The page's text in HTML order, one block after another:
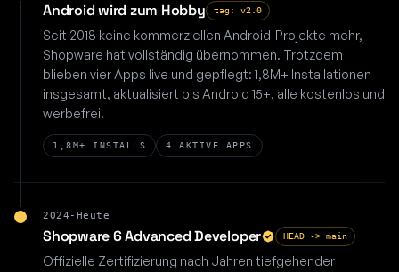
Android wird zum Hobby tag: v2.0
Seit 2018 keine kommerziellen Android-Projekte mehr,
Shopware hat vollständig übernommen. Trotzdem
blieben vier Apps live und gepflegt: 1,8M+ Installationen
insgesamt, aktualisiert bis Android 15+, alle kostenlos und
werbefrei.
1,8M+ INSTALLS 4 AKTIVE APPS
2024-Heute
Shopware 6 Advanced Developer HEAD -> main
Offizielle Zertifizierung nach Jahren tiefgehender